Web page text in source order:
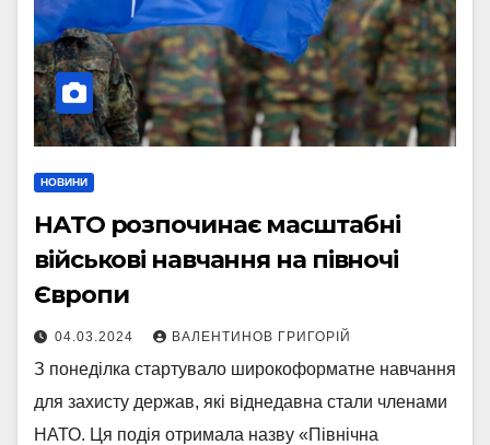
НОВИНИ
НАТО розпочинає масштабні
військові навчання на півночі
Європи
04.03.2024 ВАЛЕНТИНОВ ГРИГОРІЙ
З понеділка стартувало широкоформатне навчання
для захисту держав, які віднедавна стали членами
НАТО. Ця подія отримала назву «Північна